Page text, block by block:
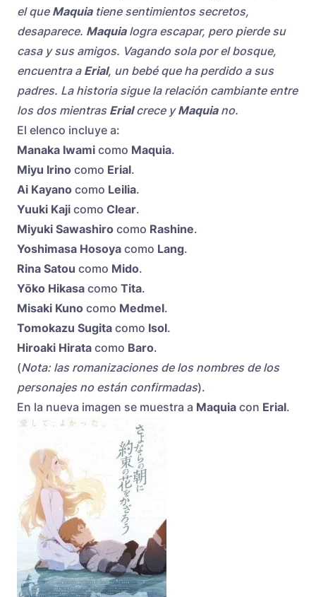
el queMaquiatiene sentimientos secretos,
desaparece. Maquialogra escapar, pero pierde su
casa y sus amigos. Vagando sola por el bosque,
encuentra a Erial, un bebé que ha perdido a sus
padres. La historia sigue la relación cambiante entre
los dos mientras Erialcrece yMaquiano.
El elenco incluye a:
Manaka Iwami como Maquia.
Miyu Irino como Erial.
Ai Kayano como Leilia.
Yuuki Kaji como Clear.
Miyuki Sawashiro como Rashine.
Yoshimasa Hosoya como Lang.
Rina Satou como Mido.
Yōko Hikasa como Tita.
Misaki Kuno como Medmel.
Tomokazu Sugita como Isol.
Hiroaki Hirata como Baro.
(Nota: las romanizaciones de los nombres de los
personajes no están confirmadas).
En la nueva imagen se muestra a Maquia con Erial.